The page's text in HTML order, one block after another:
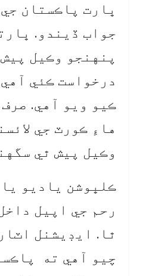
ڀارت پاڪستان
جواب ڏيندو.
پنهنجو وڪيل
درخواست ڪئي
ڪيو ويو آهي.
هاءِ ڪورٽ جي
وڪيل پيش ٿي
ڪلڀوشن ياديو
رحم جي اپيل
ٿا. ايڊيشنل
چيو آهي ته